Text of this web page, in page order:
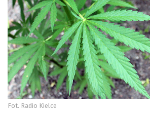
Fot. Radio Kielce